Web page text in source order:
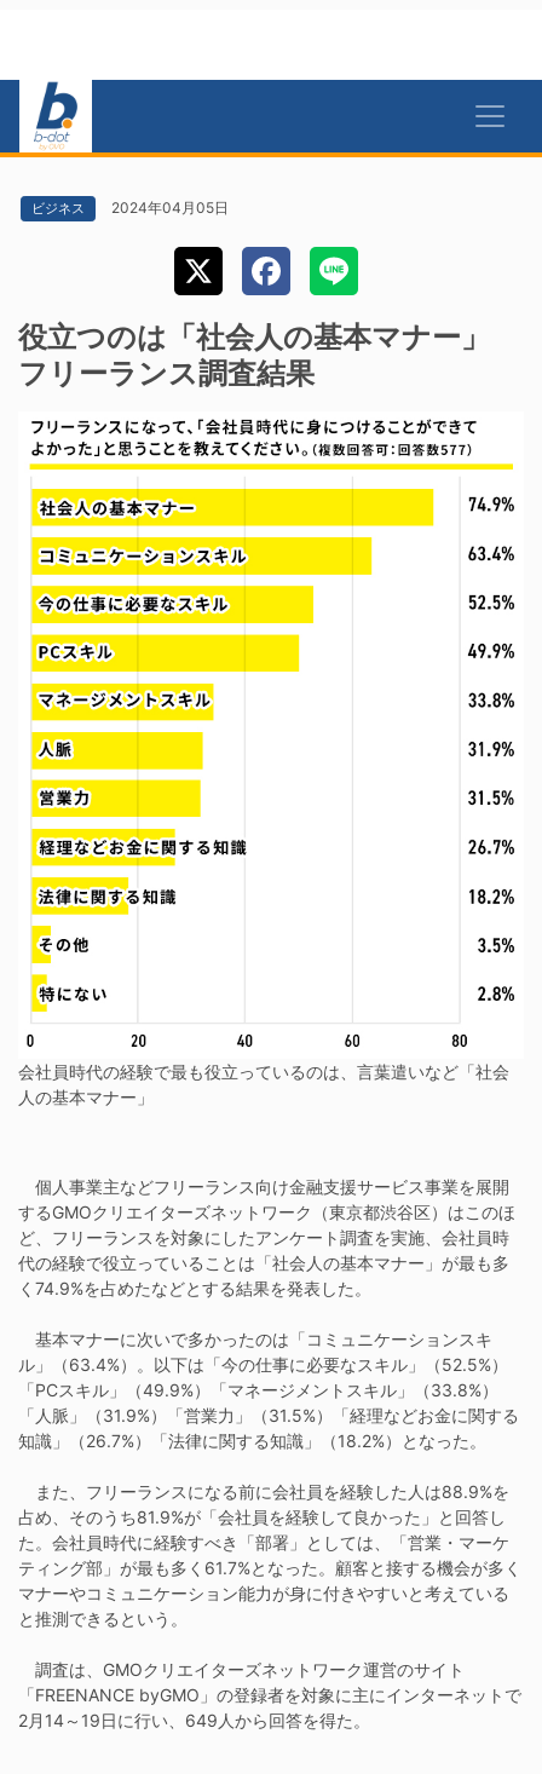
ビジネス 2024年04月05日
役立つのは「社会人の基本マナー」
フリーランス調査結果
会社員時代の経験で最も役立っているのは、言葉遣いなど「社会
人の基本マナー」
個人事業主などフリーランス向け金融支援サービス事業を展開
するGMOクリエイターズネットワーク（東京都渋谷区）はこのほ
ど、フリーランスを対象にしたアンケート調査を実施、会社員時
代の経験で役立っていることは「社会人の基本マナー」が最も多
く74.9%を占めたなどとする結果を発表した。
基本マナーに次いで多かったのは「コミュニケーションスキ
ル」（63.4%）。以下は「今の仕事に必要なスキル」（52.5%）
「PCスキル」（49.9%）「マネージメントスキル」（33.8%）
「人脈」（31.9%）「営業力」（31.5%）「経理などお金に関する
知識」（26.7%）「法律に関する知識」（18.2%）となった。
また、フリーランスになる前に会社員を経験した人は88.9%を
占め、そのうち81.9%が「会社員を経験して良かった」と回答し
た。会社員時代に経験すべき「部署」としては、「営業・マーケ
ティング部」が最も多く61.7%となった。顧客と接する機会が多く
マナーやコミュニケーション能力が身に付きやすいと考えている
と推測できるという。
調査は、GMOクリエイターズネットワーク運営のサイト
「FREENANCE byGMO」の登録者を対象に主にインターネットで
2月14～19日に行い、649人から回答を得た。